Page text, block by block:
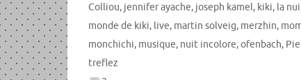
Colliou, jennifer ayache, joseph kamel, kiki, la
monde de kiki, live, martin solveig, merzhin,
monchichi, musique, nuit incolore,ofenbach,
treflez